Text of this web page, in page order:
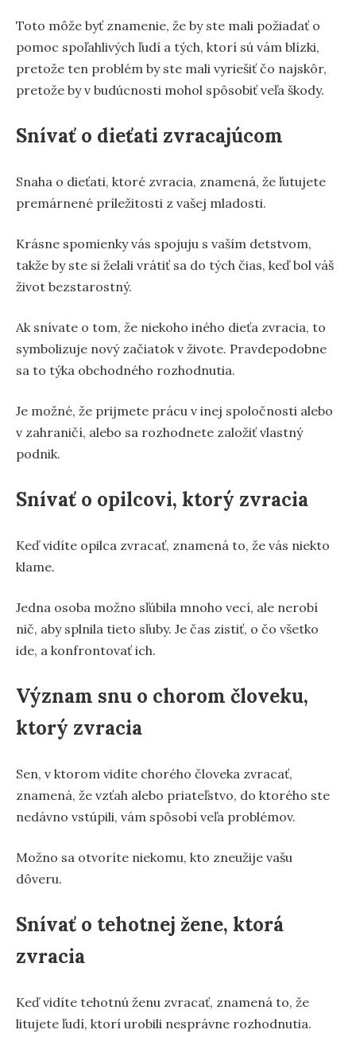
Toto môže byť znamenie, že by ste mali požiadať o
pomoc spoľahlivých ľudí a tých, ktorí sú vám blízki,
pretože ten problém by ste mali vyriešiť čo najskôr,
pretože by v budúcnosti mohol spôsobiť veľa škody.
Snívať o dieťati zvracajúcom
Snaha o dieťati, ktoré zvracia, znamená, že ľutujete
premárnené príležitosti z vašej mladosti.
Krásne spomienky vás spojuju s vaším detstvom,
takže by ste si želali vrátiť sa do tých čias, keď bol váš
život bezstarostný.
Ak snívate o tom, že niekoho iného dieťa zvracia, to
symbolizuje nový začiatok v živote. Pravdepodobne
sa to týka obchodného rozhodnutia.
Je možné, že prijmete prácu v inej spoločnosti alebo
v zahraničí, alebo sa rozhodnete založiť vlastný
podnik.
Snívať o opilcovi, ktorý zvracia
Keď vidíte opilca zvracať, znamená to, že vás niekto
klame.
Jedna osoba možno sľúbila mnoho vecí, ale nerobí
nič, aby splnila tieto sľuby. Je čas zistiť, o čo všetko
ide, a konfrontovať ich.
Význam snu o chorom človeku,
ktorý zvracia
Sen, v ktorom vidíte chorého človeka zvracať,
znamená, že vzťah alebo priateľstvo, do ktorého ste
nedávno vstúpili, vám spôsobí veľa problémov.
Možno sa otvoríte niekomu, kto zneužije vašu
dôveru.
Snívať o tehotnej žene, ktorá
zvracia
Keď vidíte tehotnú ženu zvracať, znamená to, že
litujete ľudí, ktorí urobili nesprávne rozhodnutia.